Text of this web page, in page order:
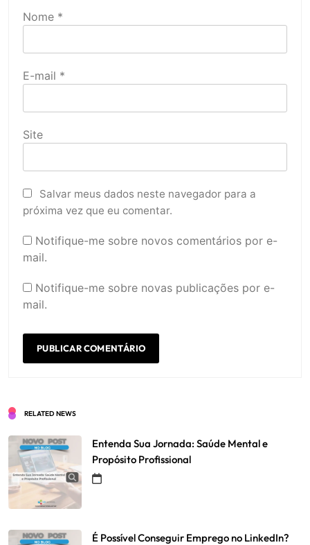
Nome *
E-mail *
Site
Salvar meus dados neste navegador para a
próxima vez que eu comentar.
Notifique-me sobre novos comentários por e-
mail.
Notifique-me sobre novas publicações por e-
mail.
RELATED NEWS
Entenda Sua Jornada: Saúde Mental e
Propósito Profissional
É Possível Conseguir Emprego no LinkedIn?